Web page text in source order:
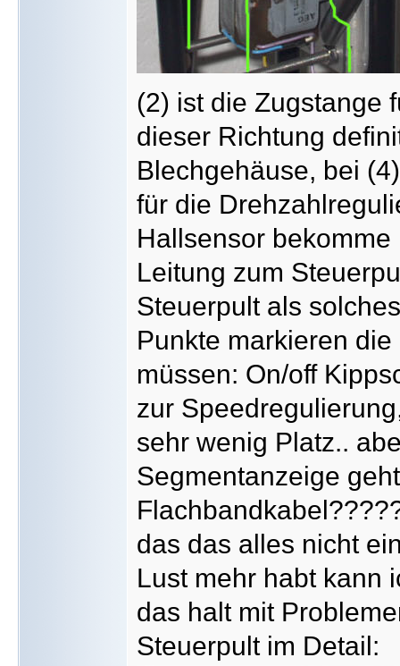
(2) ist die Zugstange
dieser Richtung
Blechgehäuse, bei
für die
Hallsensor
Leitung zum
Steuerpult als
Punkte markieren
müssen: On/off
zur
sehr wenig Platz..
Segmentanzeige
das das alles nicht
Lust mehr habt kann
das halt mit
Steuerpult im Detail: